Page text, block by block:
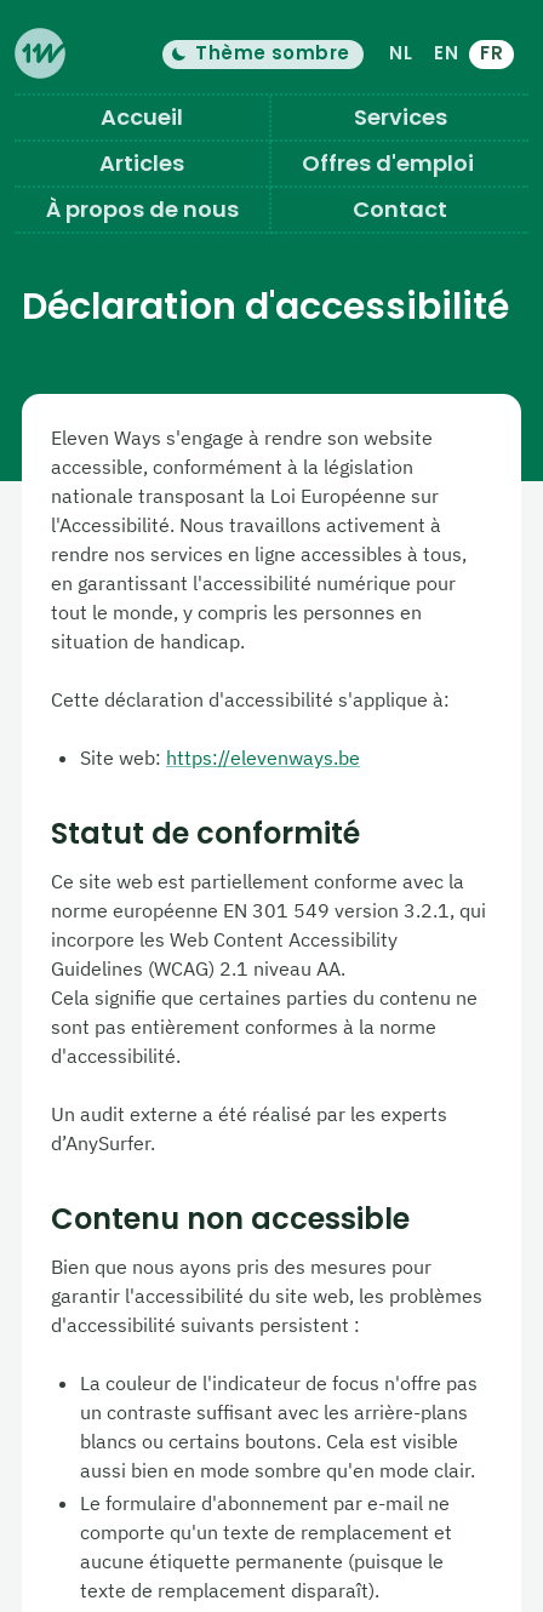
Eleven Ways (Home)
Accueil
Services
Articles
Offres d'emploi
À propos de nous
Contact
Le thème de couleur est maintenant "
Thème sombre
Changer le mode clair/sombre
NL EN FR
Déclaration d'accessibilité
Eleven Ways s'engage à rendre son website
accessible, conformément à la législation
nationale transposant la Loi Européenne sur
l'Accessibilité. Nous travaillons activement à
rendre nos services en ligne accessibles à tous,
en garantissant l'accessibilité numérique pour
tout le monde, y compris les personnes en
situation de handicap.
Cette déclaration d'accessibilité s'applique à:
Site web: https://elevenways.be
Statut de conformité
Ce site web est partiellement conforme avec la
norme européenne EN 301 549 version 3.2.1, qui
incorpore les Web Content Accessibility
Guidelines (WCAG) 2.1 niveau AA.
Cela signifie que certaines parties du contenu ne
sont pas entièrement conformes à la norme
d'accessibilité.
Un audit externe a été réalisé par les experts
d’AnySurfer.
Contenu non accessible
Bien que nous ayons pris des mesures pour
garantir l'accessibilité du site web, les problèmes
d'accessibilité suivants persistent :
La couleur de l'indicateur de focus n'offre pas
un contraste suffisant avec les arrière-plans
blancs ou certains boutons. Cela est visible
aussi bien en mode sombre qu'en mode clair.
Le formulaire d'abonnement par e-mail ne
comporte qu'un texte de remplacement et
aucune étiquette permanente (puisque le
texte de remplacement disparaît).